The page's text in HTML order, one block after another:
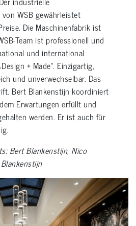
WSB gewährleistet
Die Maschinenfabrik ist
Team ist professionell und
und international
+ Made“. Einzigartig,
und unverwechselbar. Das
Bert Blankenstijn koordiniert
Erwartungen erfüllt und
werden. Er ist auch für
Bert Blankenstijn, Nico